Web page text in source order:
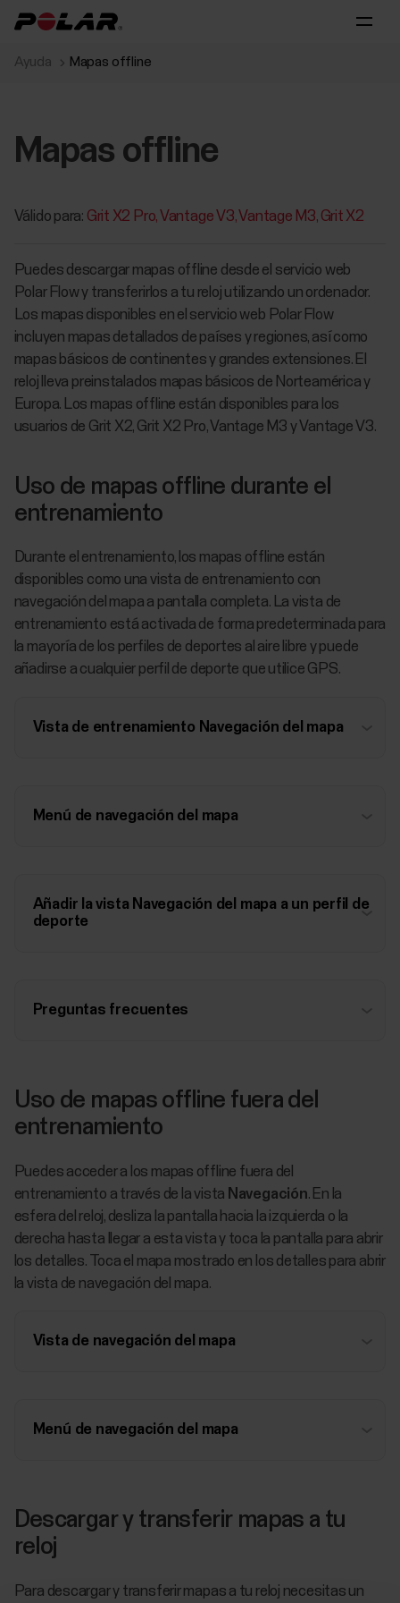
Ayuda Mapas offline
Mapas offline
Válido para: Grit X2 Pro Vantage V3 Vantage M3 Grit X2
Puedes descargar mapas offline desde el servicio web
Polar Flow y transferirlos a tu reloj utilizando un ordenador.
Los mapas disponibles en el servicio web Polar Flow
incluyen mapas detallados de países y regiones, así como
mapas básicos de continentes y grandes extensiones. El
reloj lleva preinstalados mapas básicos de Norteamérica y
Europa. Los mapas offline están disponibles para los
usuarios de Grit X2, Grit X2 Pro, Vantage M3 y Vantage V3.
Uso de mapas offline durante el
entrenamiento
Durante el entrenamiento, los mapas offline están
disponibles como una vista de entrenamiento con
navegación del mapa a pantalla completa. La vista de
entrenamiento está activada de forma predeterminada para
la mayoría de los perfiles de deportes al aire libre y puede
añadirse a cualquier perfil de deporte que utilice GPS.
Vista de entrenamiento Navegación del mapa
Menú de navegación del mapa
Añadir la vista Navegación del mapa a un perfil de
deporte
Preguntas frecuentes
Uso de mapas offline fuera del
entrenamiento
Puedes acceder a los mapas offline fuera del
entrenamiento a través de la vista Navegación. En la
esfera del reloj, desliza la pantalla hacia la izquierda o la
derecha hasta llegar a esta vista y toca la pantalla para abrir
los detalles. Toca el mapa mostrado en los detalles para abrir
la vista de navegación del mapa.
Vista de navegación del mapa
Menú de navegación del mapa
Descargar y transferir mapas a tu
reloj
Para descargar y transferir mapas a tu reloj necesitas un